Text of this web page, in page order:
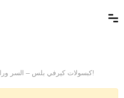
كبسولات كيرفي بلس – السر وراء الجسم المثالي بكل سهولة!